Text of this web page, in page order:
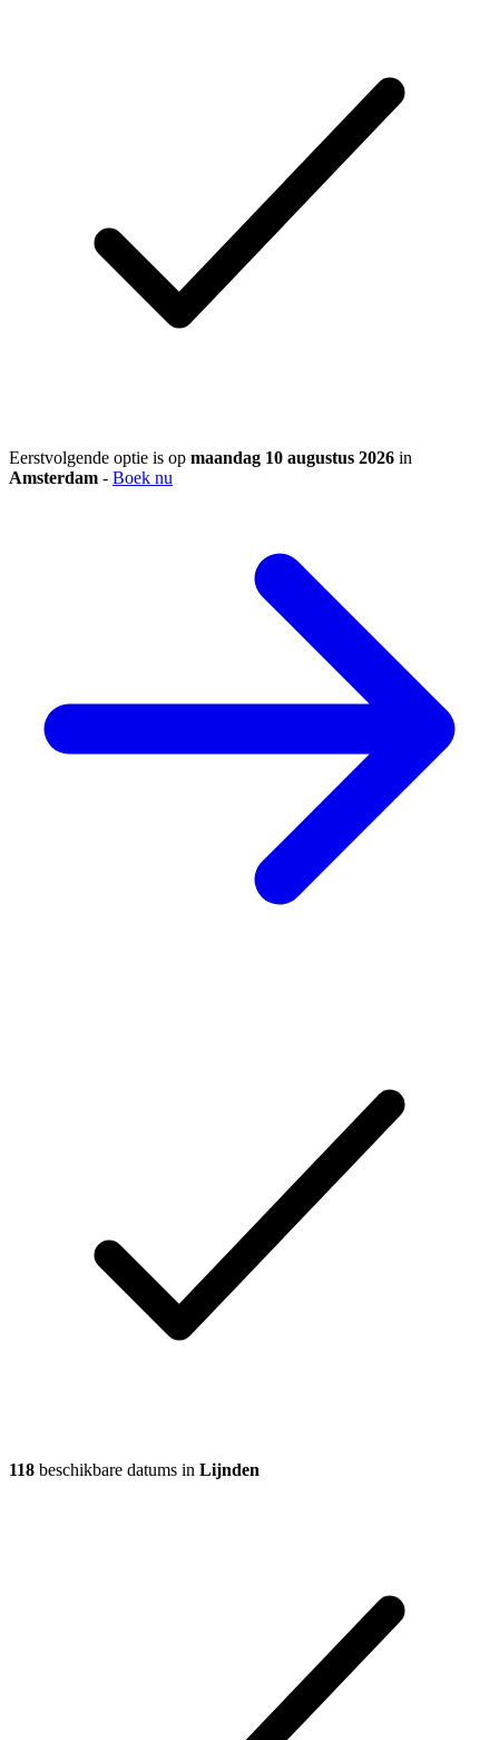
Eerstvolgende optie is op maandag 10 augustus 2026 in
Amsterdam - Boek nu
118 beschikbare datums in Lijnden